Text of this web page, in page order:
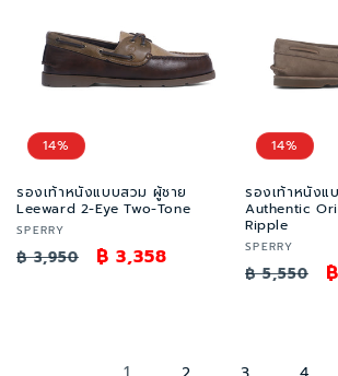
14%
รองเท้าหนังแบบสวม ผู้ชาย
Leeward 2-Eye Two-Tone
เวน
เด
SPERRY
ราคา
฿ 3,950
ราคา
฿ 3,358
14%
รองเท้าหนังแ
Authentic
Ripple
เวน
เด
SPERRY
ราคา
฿ 5,550